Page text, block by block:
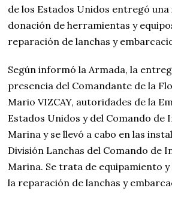
de los Estados Unidos entregó
donación de herramientas y
reparación de lanchas y
Según informó la Armada, la
presencia del Comandante de la
Mario VIZCAY, autoridades de la
Estados Unidos y del Comando de
Marina y se llevó a cabo en las
División Lanchas del Comando de
Marina. Se trata de equipamiento
la reparación de lanchas y